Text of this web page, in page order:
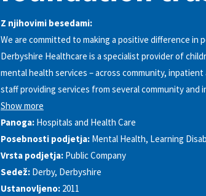
Z njihovimi besedami:
We are committed to making a positive difference in
Derbyshire Healthcare is a specialist provider of
mental health services – across community,
staff providing services from several community
Show more
Panoga: Hospitals and Health Care
Posebnosti podjetja: Mental Health, Learning
Vrsta podjetja: Public Company
Sedež: Derby, Derbyshire
Ustanovljeno: 2011